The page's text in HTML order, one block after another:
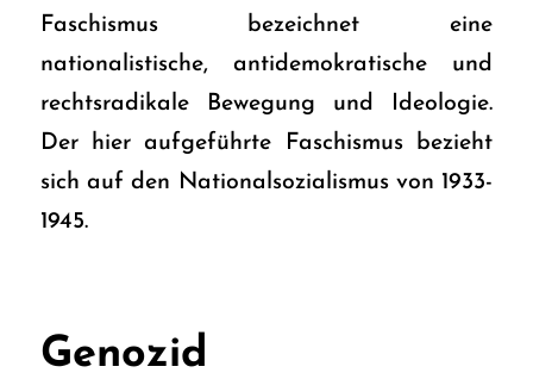
Faschismus bezeichnet eine
nationalistische, antidemokratische und
rechtsradikale Bewegung und Ideologie.
Der hier aufgeführte Faschismus bezieht
sich auf den Nationalsozialismus von 1933-
1945.
Genozid